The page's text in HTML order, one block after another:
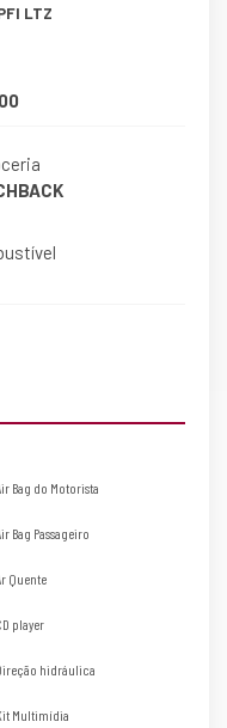
LTZ
Bag do Motorista
Bag Passageiro
Quente
player
hidráulica
Multimídia